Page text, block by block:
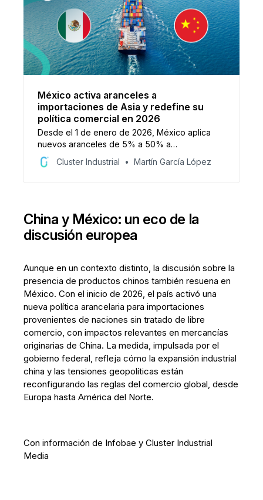
México activa aranceles a
importaciones de Asia y redefine su
política comercial en 2026
Desde el 1 de enero de 2026, México aplica
nuevos aranceles de 5% a 50% a
importaciones de países sin TLC,
principalmente de Asia. La medida busca
Cluster Industrial Martín García López
China y México: un eco de la
discusión europea
Aunque en un contexto distinto, la discusión sobre la
presencia de productos chinos también resuena en
México. Con el inicio de 2026, el país activó una
nueva política arancelaria para importaciones
provenientes de naciones sin tratado de libre
comercio, con impactos relevantes en mercancías
originarias de China. La medida, impulsada por el
gobierno federal, refleja cómo la expansión industrial
china y las tensiones geopolíticas están
reconfigurando las reglas del comercio global, desde
Europa hasta América del Norte.
Con información de Infobae y Cluster Industrial
Media